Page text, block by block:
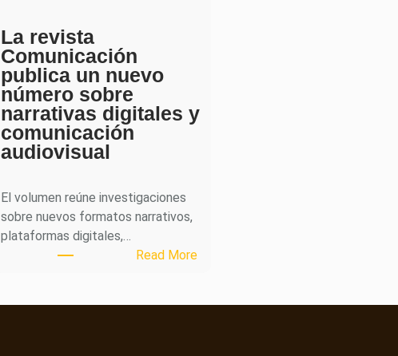
La revista
Comunicación
publica un nuevo
número sobre
narrativas digitales y
comunicación
audiovisual
El volumen reúne investigaciones
sobre nuevos formatos narrativos,
plataformas digitales,…
Read More: